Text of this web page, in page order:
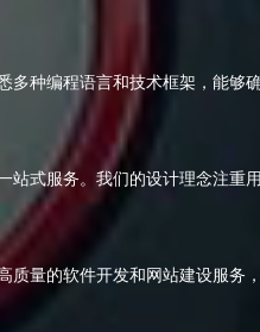
种编程语言和技术框架，能够
站式服务。我们的设计理念注重
量的软件开发和网站建设服务